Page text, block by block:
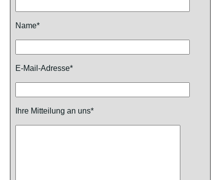
Name*
E-Mail-Adresse*
Ihre Mitteilung an uns*